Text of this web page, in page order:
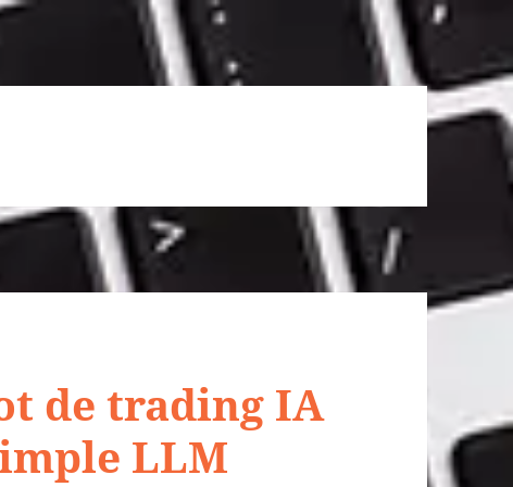
de trading IA
LLM